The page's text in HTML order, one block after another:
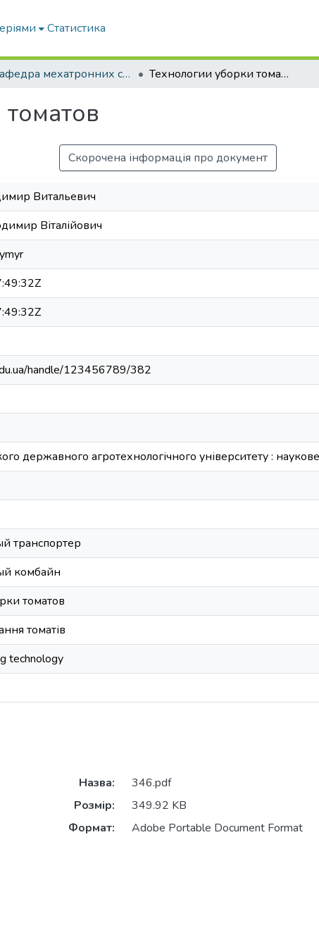
Статистика
Кафедра мехатронних систем тракторів та сільскогосподарських машин Технологии уборки томатов
Скорочена інформація про документ
Витальевич
Віталійович
handle/123456789/382
державного агротехнологічного університету :
транспортер
комбайн
томатов
томатів
technology
Назва:
346.pdf
Розмір:
349.92 KB
Формат:
Adobe Portable Document Format